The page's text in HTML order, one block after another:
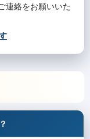
連絡をお願いいた